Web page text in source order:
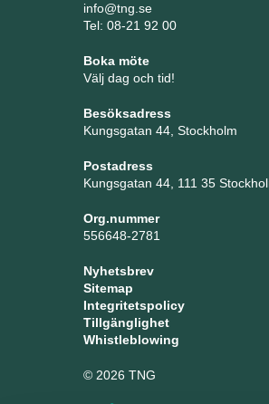
info@tng.se
Tel: 08-21 92 00
Boka möte
Välj dag och tid!
Besöksadress
Kungsgatan 44, Stockholm
Postadress
Kungsgatan 44, 111 35
Org.nummer
556648-2781
Nyhetsbrev
Sitemap
Integritetspolicy
Tillgänglighet
Whistleblowing
© 2026 TNG